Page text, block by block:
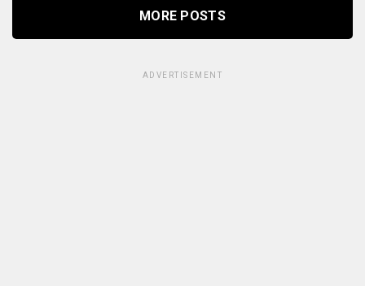
MORE POSTS
ADVERTISEMENT